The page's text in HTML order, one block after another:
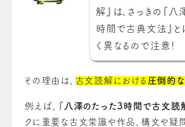
解』は、さっきの『
時間で古典文法』
く異なるので注意！
その理由は、 古文読解における 圧倒的
例えば、『 八澤のたった3時間で古文読
クに重要な古文常識や作品、構文や疑